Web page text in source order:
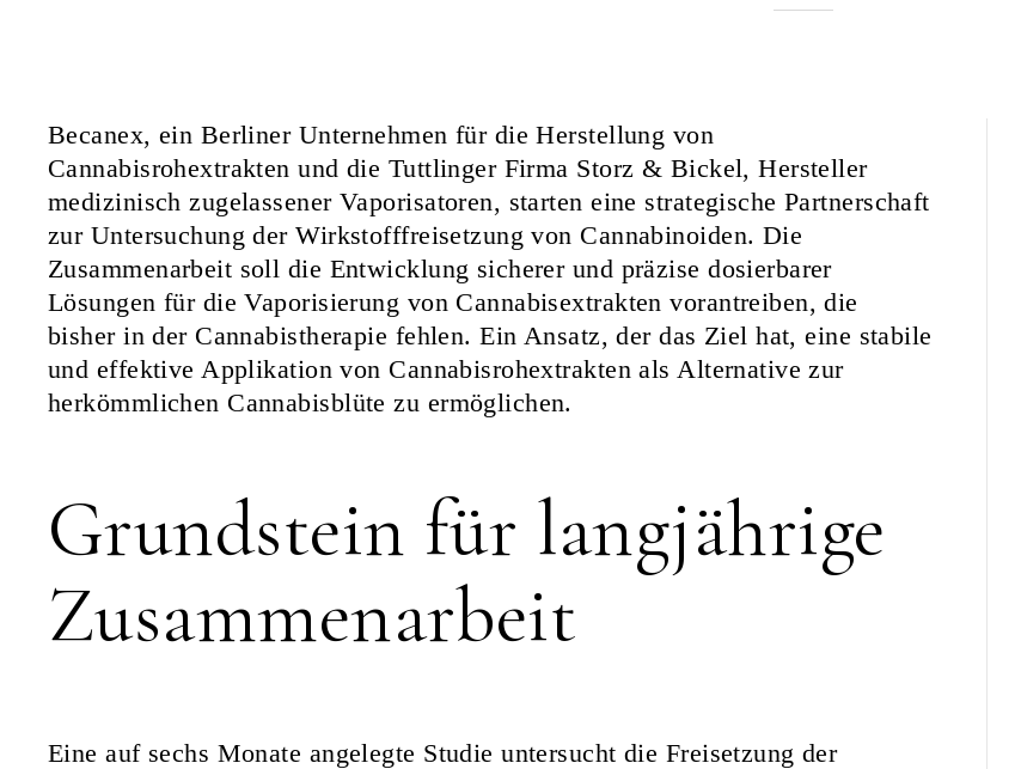
Becanex, ein Berliner Unternehmen für die Herstellung von
Cannabisrohextrakten und die Tuttlinger Firma Storz & Bickel, Hersteller
medizinisch zugelassener Vaporisatoren, starten eine strategische Partnerschaft
zur Untersuchung der Wirkstofffreisetzung von Cannabinoiden. Die
Zusammenarbeit soll die Entwicklung sicherer und präzise dosierbarer
Lösungen für die Vaporisierung von Cannabisextrakten vorantreiben, die
bisher in der Cannabistherapie fehlen. Ein Ansatz, der das Ziel hat, eine stabile
und effektive Applikation von Cannabisrohextrakten als Alternative zur
herkömmlichen Cannabisblüte zu ermöglichen.
Grundstein für langjährige
Zusammenarbeit
Eine auf sechs Monate angelegte Studie untersucht die Freisetzung der